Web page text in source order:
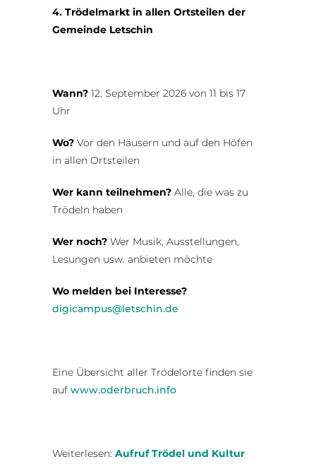
4. Trödelmarkt in allen Ortsteilen der
Gemeinde Letschin
Wann? 12. September 2026 von 11 bis 17
Uhr
Wo? Vor den Häusern und auf den Höfen
in allen Ortsteilen
Wer kann teilnehmen? Alle, die was zu
Trödeln haben
Wer noch? Wer Musik, Ausstellungen,
Lesungen usw. anbieten möchte
Wo melden bei Interesse?
digicampus@letschin.de
Eine Übersicht aller Trödelorte finden sie
auf www.oderbruch.info
Weiterlesen: Aufruf Trödel und Kultur